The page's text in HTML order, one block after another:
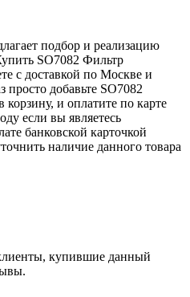
подбор и реализацию
SO7082 Фильтр
с доставкой по Москве и
добавьте SO7082
и оплатите по карте
если вы являетесь
банковской карточкой
наличие данного товара
купившие данный